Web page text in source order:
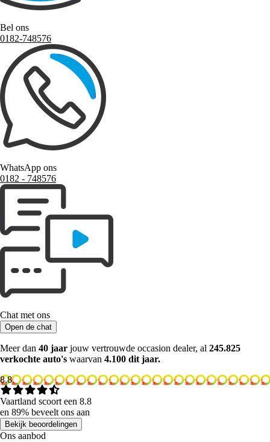
Bel ons
0182-748576
WhatsApp ons
0182 ‑ 748576
Chat met ons
Open de chat
Meer dan 40 jaar jouw vertrouwde occasion dealer, al 245.825
verkochte auto's waarvan 4.100 dit jaar.
8.8
Vaartland scoort een 8.8
en 89% beveelt ons aan
Bekijk beoordelingen
Ons aanbod